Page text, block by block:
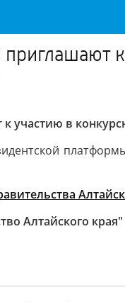
участию в
Алтайского края"